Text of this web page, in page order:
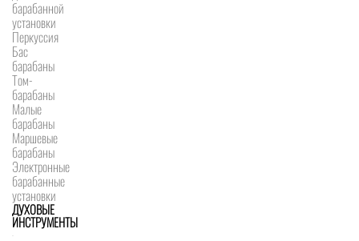
барабанной
установки
Перкуссия
Бас
барабаны
Том-
барабаны
Малые
барабаны
Маршевые
барабаны
Электронные
барабанные
установки
ДУХОВЫЕ
ИНСТРУМЕНТЫ